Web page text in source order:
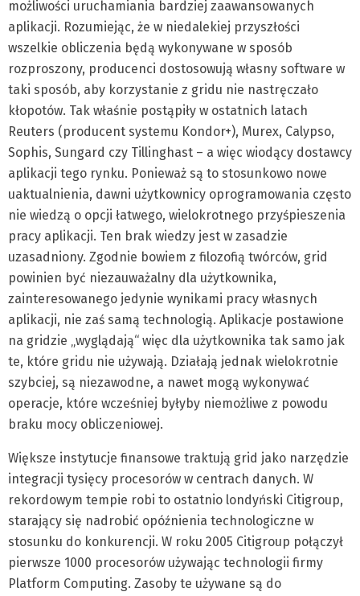
możliwości uruchamiania bardziej zaawansowanych
aplikacji. Rozumiejąc, że w niedalekiej przyszłości
wszelkie obliczenia będą wykonywane w sposób
rozproszony, producenci dostosowują własny software w
taki sposób, aby korzystanie z gridu nie nastręczało
kłopotów. Tak właśnie postąpiły w ostatnich latach
Reuters (producent systemu Kondor+), Murex, Calypso,
Sophis, Sungard czy Tillinghast – a więc wiodący dostawcy
aplikacji tego rynku. Ponieważ są to stosunkowo nowe
uaktualnienia, dawni użytkownicy oprogramowania często
nie wiedzą o opcji łatwego, wielokrotnego przyśpieszenia
pracy aplikacji. Ten brak wiedzy jest w zasadzie
uzasadniony. Zgodnie bowiem z filozofią twórców, grid
powinien być niezauważalny dla użytkownika,
zainteresowanego jedynie wynikami pracy własnych
aplikacji, nie zaś samą technologią. Aplikacje postawione
na gridzie „wyglądają“ więc dla użytkownika tak samo jak
te, które gridu nie używają. Działają jednak wielokrotnie
szybciej, są niezawodne, a nawet mogą wykonywać
operacje, które wcześniej byłyby niemożliwe z powodu
braku mocy obliczeniowej.
Większe instytucje finansowe traktują grid jako narzędzie
integracji tysięcy procesorów w centrach danych. W
rekordowym tempie robi to ostatnio londyński Citigroup,
starający się nadrobić opóźnienia technologiczne w
stosunku do konkurencji. W roku 2005 Citigroup połączył
pierwsze 1000 procesorów używając technologii firmy
Platform Computing. Zasoby te używane są do